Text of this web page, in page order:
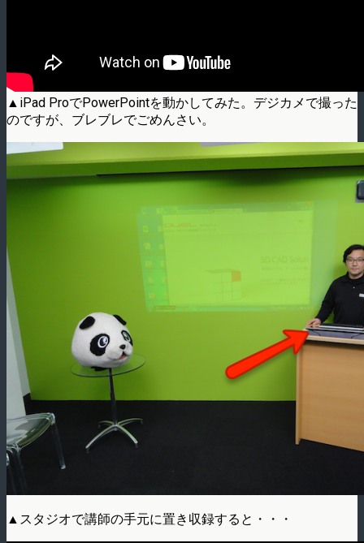
▲iPad ProでPowerPointを動かしてみた。デジカメで撮った
のですが、ブレブレでごめんさい。
▲スタジオで講師の手元に置き収録すると・・・